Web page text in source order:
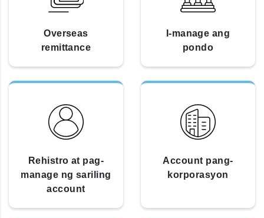
Overseas
remittance
I-manage ang
pondo
Rehistro at pag-
manage ng sariling
account
Account pang-
korporasyon